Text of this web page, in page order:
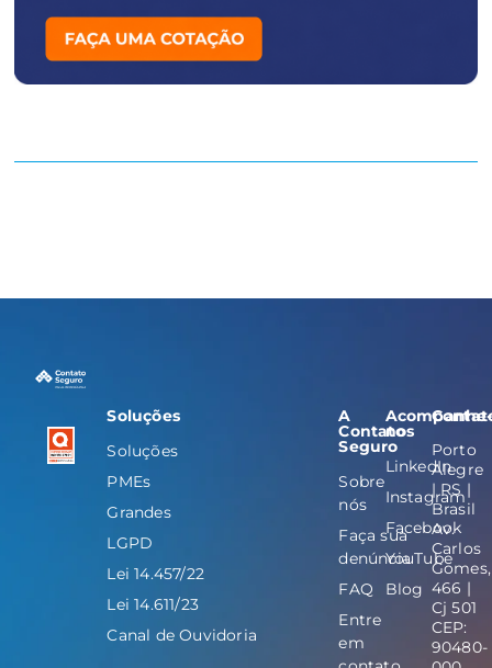
Soluções
Soluções
PMEs
Grandes
LGPD
Lei 14.457/22
Lei 14.611/23
Canal de Ouvidoria
A
Contato
Seguro
Sobre
nós
Faça sua
denúncia
FAQ
Entre
em
Acompanhe-
nos
LinkedIn
Instagram
Facebook
YouTube
Blog
Porto
Alegre
| RS |
Brasil
Av.
Carlos
Gomes,
466 |
Cj 501
CEP:
90480-